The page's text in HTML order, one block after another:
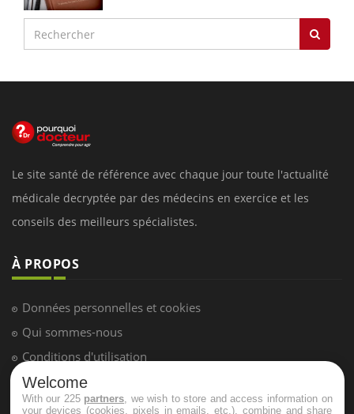
Le site santé de référence avec chaque jour toute l'actualité
médicale decryptée par des médecins en exercice et les
conseils des meilleurs spécialistes.
À PROPOS
Données personnelles et cookies
Qui sommes-nous
Conditions d'utilisation
Plan du site
Mentions Légales
Welcome
With our 225 partners , we wish to store and access information on
your devices (cookies, pixels in emails, etc.), combine and share